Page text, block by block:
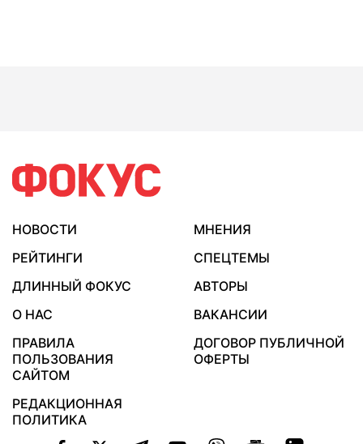
НОВОСТИ
МНЕНИЯ
РЕЙТИНГИ
СПЕЦТЕМЫ
ДЛИННЫЙ ФОКУС
АВТОРЫ
О НАС
ВАКАНСИИ
ПРАВИЛА
ПОЛЬЗОВАНИЯ
САЙТОМ
ДОГОВОР ПУБЛИЧНОЙ
ОФЕРТЫ
РЕДАКЦИОННАЯ
ПОЛИТИКА